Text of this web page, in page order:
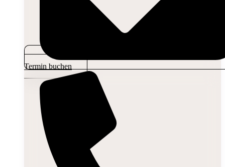
Termin buchen